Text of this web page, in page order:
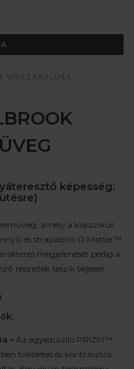
képesség:
amely a klasszikus
és strapabíró O Matter™
megjelenését pedig a
részletek teszik teljessé.
– Az egyedülálló PRIZM™
tökéletes és kontrasztos